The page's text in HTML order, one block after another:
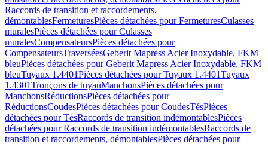
Raccords de transition et raccordements,
démontablesFermeturesPièces détachées pour FermeturesCulasses
muralesPièces détachées pour Culasses
muralesCompensateursPièces détachées pour
CompensateursTraverséesGeberit Mapress Acier Inoxydable, FKM
bleuPièces détachées pour Geberit Mapress Acier Inoxydable, FKM
bleuTuyaux 1.4401Pièces détachées pour Tuyaux 1.4401Tuyaux
1.4301Tronçons de tuyauManchonsPièces détachées pour
ManchonsRéductionsPièces détachées pour
RéductionsCoudesPièces détachées pour CoudesTésPièces
détachées pour TésRaccords de transition indémontablesPièces
détachées pour Raccords de transition indémontablesRaccords de
transition et raccordements, démontablesPièces détachées pour